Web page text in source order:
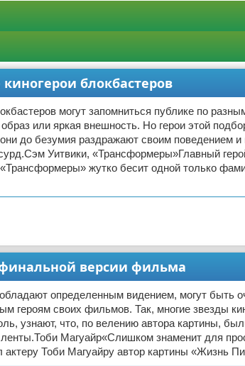
блокбастеров
могут запомниться публике по
или яркая внешность. Но герои этой
до безумия раздражают своим поведением
Уитвики, «Трансформеры»Главный
жутко бесит одной только
версии фильма
определенным видением, могут быть
героям своих фильмов. Так, многие звезды
узнают, что, по велению автора картины,
Магуайр«Слишком знаменит для
актеру Тоби Магуайру автор картины «Жизнь